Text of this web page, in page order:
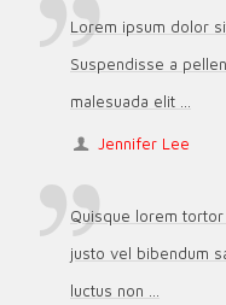
Lorem ipsum dolor
Suspendisse a
malesuada elit ...
Jennifer Lee
Quisque lorem
justo vel bibendum
luctus non ...